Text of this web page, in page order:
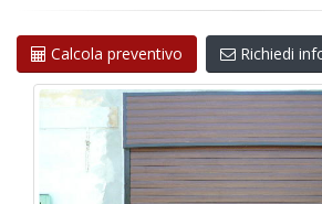
Calcola preventivo Richiedi